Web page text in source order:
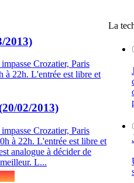
2013)
Crozatier, Paris
à 22h. L'entrée est libre et
02/2013)
Crozatier, Paris
à 22h. L'entrée est libre et
analogue à décider de
L...
La